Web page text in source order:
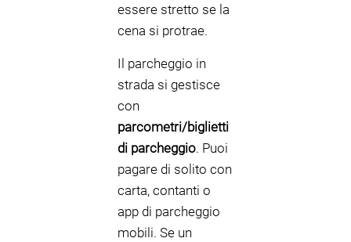
essere stretto se la
cena si protrae.
Il parcheggio in
strada si gestisce
con
parcometri/biglietti
di parcheggio. Puoi
pagare di solito con
carta, contanti o
app di parcheggio
mobili. Se un